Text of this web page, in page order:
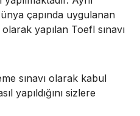
çapında uygulanan
yapılan Toefl sınavı
sınavı olarak kabul
yapıldığını sizlere